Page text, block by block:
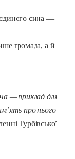
єдиного сина —
громада, а й
— приклад для
про нього
Турбівської